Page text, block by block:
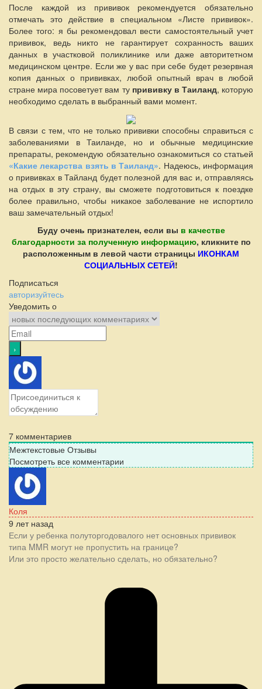
После каждой из прививок рекомендуется обязательно
отмечать это действие в специальном «Листе прививок».
Более того: я бы рекомендовал вести самостоятельный учет
прививок, ведь никто не гарантирует сохранность ваших
данных в участковой поликлинике или даже авторитетном
медицинском центре. Если же у вас при себе будет резервная
копия данных о прививках, любой опытный врач в любой
стране мира посоветует вам ту прививку в Таиланд, которую
необходимо сделать в выбранный вами момент.
В связи с тем, что не только прививки способны справиться с
заболеваниями в Таиланде, но и обычные медицинские
препараты, рекомендую обязательно ознакомиться со статьей
«Какие лекарства взять в Таиланд». Надеюсь, информация
о прививках в Тайланд будет полезной для вас и, отправляясь
на отдых в эту страну, вы сможете подготовиться к поездке
более правильно, чтобы никакое заболевание не испортило
ваш замечательный отдых!
Буду очень признателен, если вы в качестве
благодарности за полученную информацию, кликните по
расположенным в левой части страницы ИКОНКАМ
СОЦИАЛЬНЫХ СЕТЕЙ!
Подписаться
авторизуйтесь
Уведомить о
7 комментариев
Межтекстовые Отзывы
Посмотреть все комментарии
Коля
9 лет назад
Если у ребенка полуторгодовалого нет основных прививок
типа MMR могут не пропустить на границе?
Или это просто желательно сделать, но обязательно?